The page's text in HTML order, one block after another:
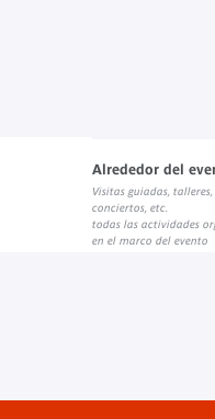
Alrededor del
Visitas guiadas, talleres,
conciertos, etc.
todas las actividades
en el marco del evento